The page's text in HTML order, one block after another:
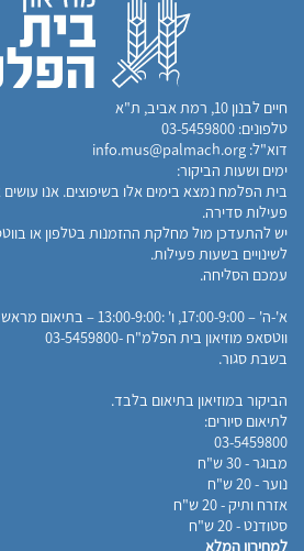
​חיים לבנון 10, רמת אביב, ת"א
טלפונים: 03-5459800
דוא"ל: info.mus@palmach.org
ימים ושעות הביקור:
בית הפלמח נמצא בימים אלו בשיפוצים. אנו
פעילות סדירה.
לשינויים בשעות פעילות.
עמכם הסליחה.
א'-ה' – 17:00-9:00, ו' :13:00-9:00 – בתיאום מראש בלבד
ווטסאפ מוזיאון בית הפלמ"ח -03-5459800​​
בשבת סגור.​
הביקור במוזיאון בתיאום בלבד.​
לתיאום סיורים:
03-5459800
מבוגר - 30 ש"ח
נוער - 20 ש"ח
אזרח ותיק - 20 ש"ח
סטודנט - 20 ש"ח
למחירון המלא​